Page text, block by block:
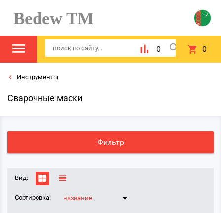
Bedew TM
0 0
Инструменты
Сварочные маски
Фильтр
Вид:
Сортировка: название